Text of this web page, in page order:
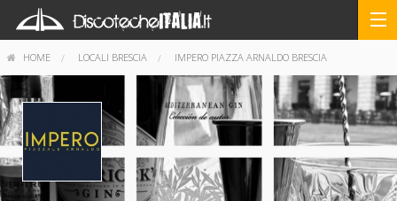
HOME LOCALI BRESCIA IMPERO PIAZZA ARNALDO BRESCIA